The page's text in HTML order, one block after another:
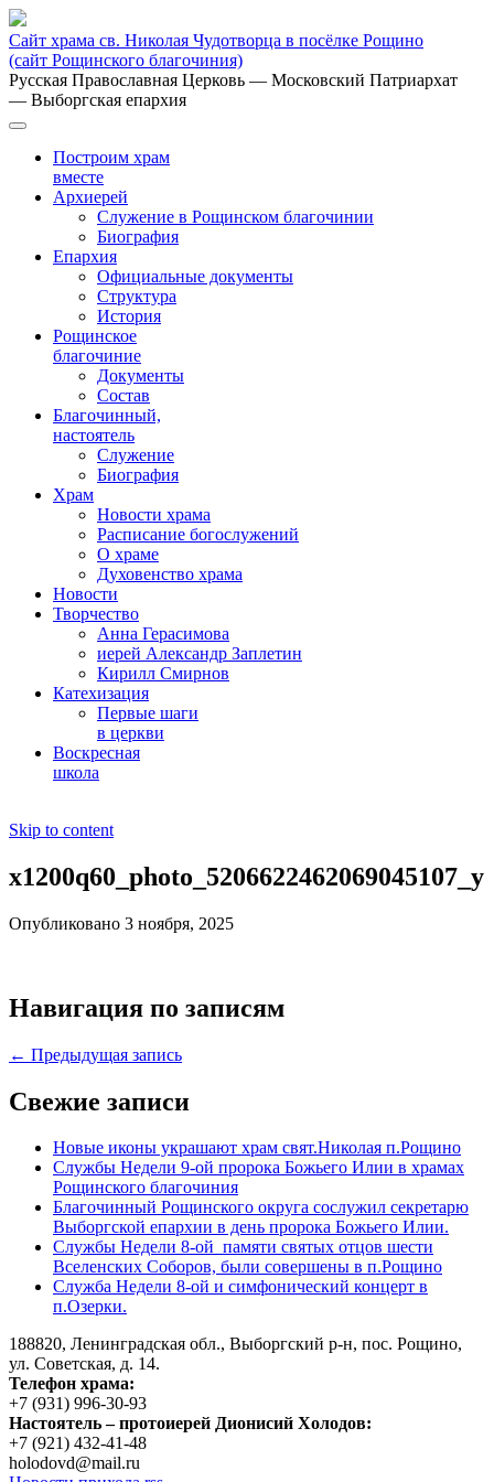
Сайт храма св. Николая Чудотворца в посёлке Рощино
(сайт Рощинского благочиния)
Русская Православная Церковь — Московский Патриархат
— Выборгская епархия
Построим храм
вместе
Архиерей
Служение в Рощинском благочинии
Биография
Епархия
Официальные документы
Структура
История
Рощинское
благочиние
Документы
Состав
Благочинный,
настоятель
Служение
Биография
Храм
Новости храма
Расписание богослужений
О храме
Духовенство храма
Новости
Творчество
Анна Герасимова
иерей Александр Заплетин
Кирилл Смирнов
Катехизация
Первые шаги
в церкви
Воскресная
школа
Skip to content
x1200q60_photo_5206622462069045107_y
Опубликовано 3 ноября, 2025
Навигация по записям
← Предыдущая запись
Свежие записи
Новые иконы украшают храм свят.Николая п.Рощино
Службы Недели 9-ой пророка Божьего Илии в храмах
Рощинского благочиния
Благочинный Рощинского округа сослужил секретарю
Выборгской епархии в день пророка Божьего Илии.
Службы Недели 8-ой памяти святых отцов шести
Вселенских Соборов, были совершены в п.Рощино
Служба Недели 8-ой и симфонический концерт в
п.Озерки.
188820, Ленинградская обл., Выборгский р-н, пос. Рощино,
ул. Советская, д. 14.
Телефон храма:
+7 (931) 996-30-93
Настоятель – протоиерей Дионисий Холодов:
+7 (921) 432-41-48
holodovd@mail.ru